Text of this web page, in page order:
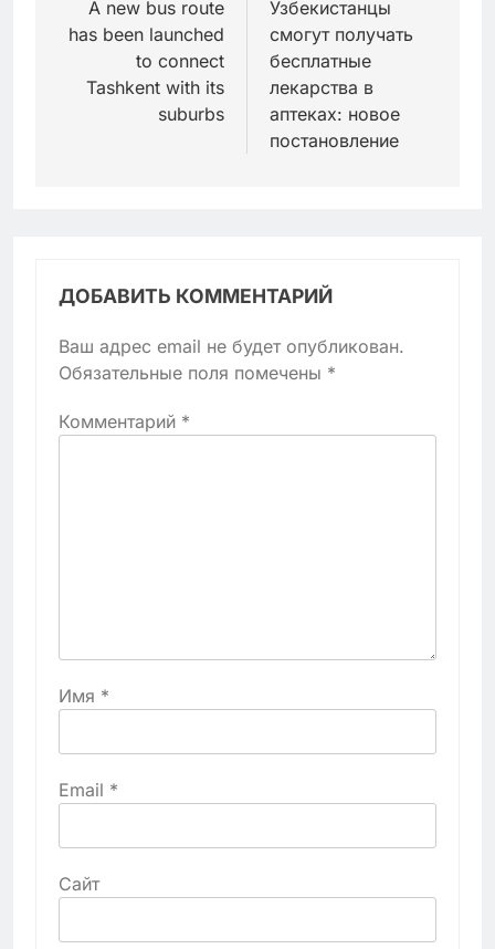
по
записям
A new bus route
has been launched
to connect
Tashkent with its
suburbs
Узбекистанцы
смогут получать
бесплатные
лекарства в
аптеках: новое
постановление
ДОБАВИТЬ КОММЕНТАРИЙ
Ваш адрес email не будет опубликован.
Обязательные поля помечены *
Комментарий *
Имя *
Email *
Сайт